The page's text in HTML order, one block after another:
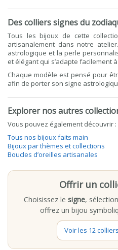
Des colliers signes du
Tous les bijoux de cette
artisanalement dans notre
astrologique et la perle
et élégant qui s’adapte facilement
Chaque modèle est pensé pour
afin de porter son signe
Explorer nos autres
Vous pouvez également découvrir :
Tous nos bijoux faits main
Bijoux par thèmes et collections
Boucles d’oreilles artisanales
Offrir un
Choisissez le signe,
offrez un bijou
Voir les 12